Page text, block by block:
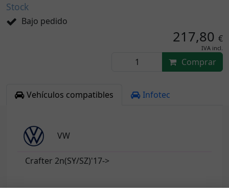
Stock
Bajo pedido
217,80 €
IVA incl.
Comprar
Vehículos compatibles Infotec
VW
Crafter 2n(SY/SZ)'17->